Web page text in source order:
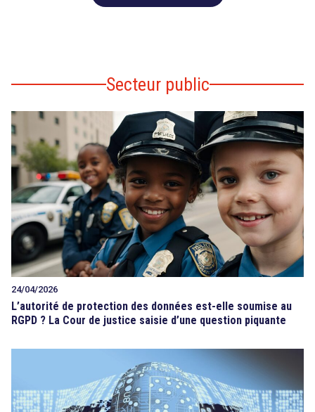
Secteur public
24/04/2026
L’autorité de protection des données est-elle soumise au
RGPD ? La Cour de justice saisie d’une question piquante